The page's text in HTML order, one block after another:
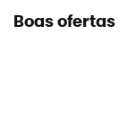
Boas ofertas